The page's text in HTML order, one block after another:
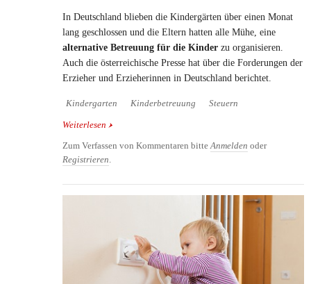
In Deutschland blieben die Kindergärten über einen Monat
lang geschlossen und die Eltern hatten alle Mühe, eine
alternative Betreuung für die Kinder zu organisieren.
Auch die österreichische Presse hat über die Forderungen der
Erzieher und Erzieherinnen in Deutschland berichtet.
Kindergarten Kinderbetreuung Steuern
Weiterlesen über Kita-Streik bald auch in Österreich?
Zum Verfassen von Kommentaren bitteAnmelden oder
Registrieren.